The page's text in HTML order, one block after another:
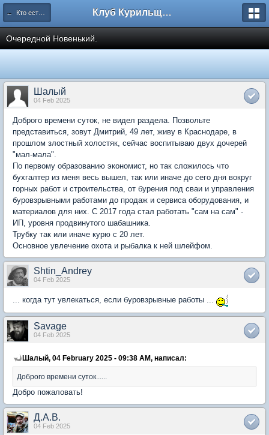
← Кто есть кто (представляемся!) Клуб Курильщиков Трубки
Очередной Новенький.
Шалый
04 Feb 2025
Доброго времени суток, не видел раздела. Позвольте
представиться, зовут Дмитрий, 49 лет, живу в Краснодаре, в
прошлом злостный холостяк, сейчас воспитываю двух дочерей
"мал-мала".
По первому образованию экономист, но так сложилось что
бухгалтер из меня весь вышел, так или иначе до сего дня вокруг
горных работ и строительства, от бурения под сваи и управления
буровзрывными работами до продаж и сервиса оборудования, и
материалов для них. С 2017 года стал работать "сам на сам" -
ИП, уровня продвинутого шабашника.
Трубку так или иначе курю с 20 лет.
Основное увлечение охота и рыбалка к ней шлейфом.
Shtin_Andrey
04 Feb 2025
... когда тут увлекаться, если буровзрывные работы ...
Savage
04 Feb 2025
Шалый, 04 February 2025 - 09:38 AM, написал:
Доброго времени суток......
Добро пожаловать!
Д.А.В.
04 Feb 2025